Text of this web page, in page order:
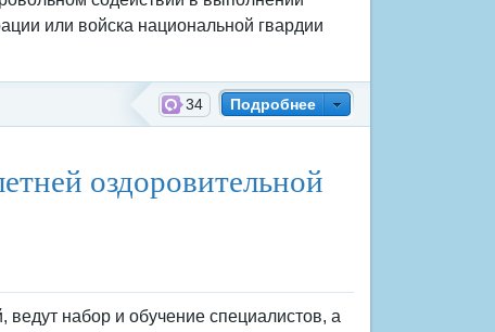
или войска национальной гвардии
Подробнее
34
оздоровительной
ведут набор и обучение специалистов, а